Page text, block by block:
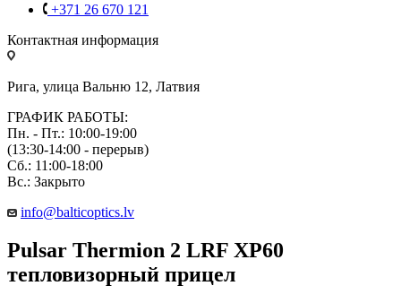
+371 26 670 121
Контактная информация
Рига, улица Вальню 12, Латвия
ГРАФИК РАБОТЫ:
Пн. - Пт.: 10:00-19:00
(13:30-14:00 - перерыв)
Сб.: 11:00-18:00
Вс.: Закрыто
info@balticoptics.lv
Pulsar Thermion 2 LRF XP60
тепловизорный прицел